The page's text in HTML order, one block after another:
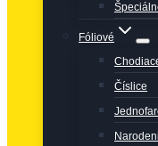
Fóliové
Číslice